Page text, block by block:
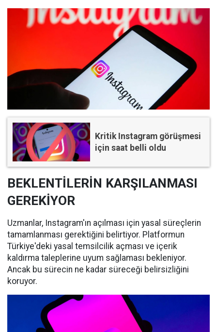
Kritik Instagram görüşmesi
için saat belli oldu
BEKLENTİLERİN KARŞILANMASI
GEREKİYOR
Uzmanlar, Instagram'ın açılması için yasal süreçlerin
tamamlanması gerektiğini belirtiyor. Platformun
Türkiye'deki yasal temsilcilik açması ve içerik
kaldırma taleplerine uyum sağlaması bekleniyor.
Ancak bu sürecin ne kadar süreceği belirsizliğini
koruyor.